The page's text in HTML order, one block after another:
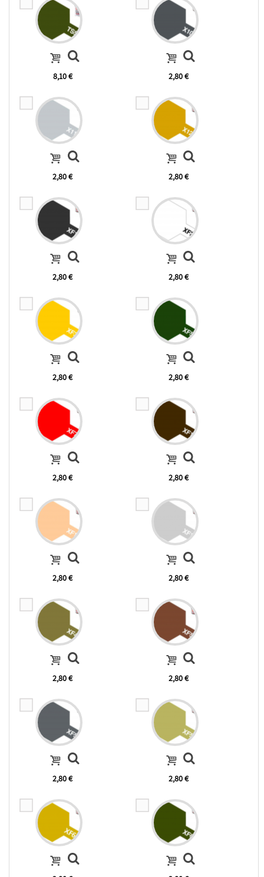
8,10 € 2,80 €
2,80 € 2,80 €
2,80 € 2,80 €
2,80 € 2,80 €
2,80 € 2,80 €
2,80 € 2,80 €
2,80 € 2,80 €
2,80 € 2,80 €